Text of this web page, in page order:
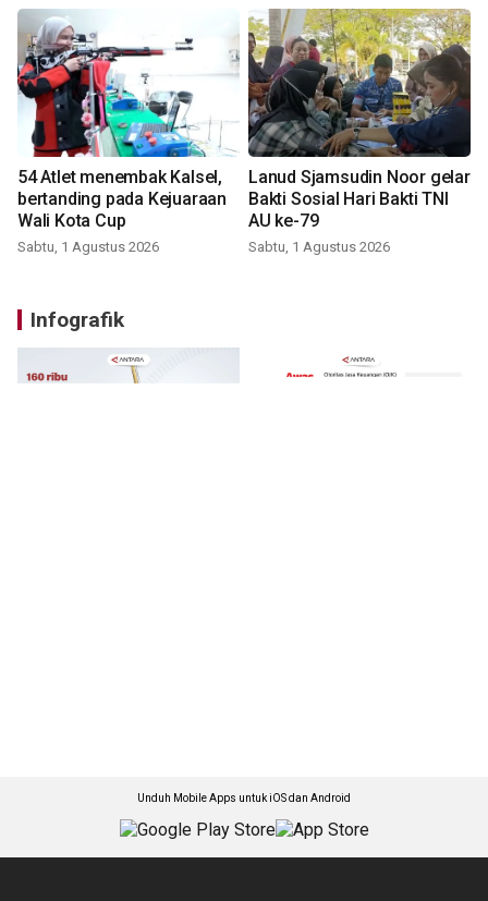
54 Atlet menembak Kalsel,
bertanding pada Kejuaraan
Wali Kota Cup
Sabtu, 1 Agustus 2026
Lanud Sjamsudin Noor gelar
Bakti Sosial Hari Bakti TNI
AU ke-79
Sabtu, 1 Agustus 2026
Infografik
Unduh Mobile Apps untuk iOS dan Android